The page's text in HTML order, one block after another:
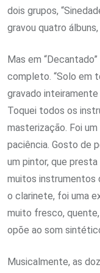
dois grupos,
gravou quatro
Mas em
completo. “Solo em
gravado
Toquei todos os
masterização. Foi
paciência. Gosto de
um pintor, que
muitos instrumentos
o clarinete, foi uma
muito fresco,
opõe ao som
Musicalmente, as